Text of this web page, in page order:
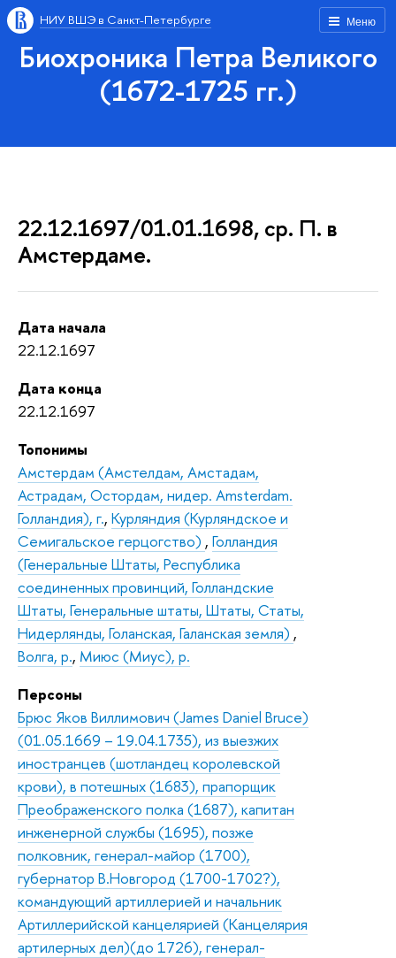
Меню
НИУ ВШЭ в Санкт-Петербурге
Биохроника Петра Великого
(1672-1725 гг.)
22.12.1697/01.01.1698, ср. П. в
Амстердаме.
Дата начала
22.12.1697
Дата конца
22.12.1697
Топонимы
Амстердам (Амстелдам, Амстадам,
Астрадам, Остордам, нидер. Amsterdam.
Голландия), г., Курляндия (Курляндское и
Семигальское герцогство) , Голландия
(Генеральные Штаты, Республика
соединенных провинций, Голландские
Штаты, Генеральные штаты, Штаты, Статы,
Нидерлянды, Голанская, Галанская земля) ,
Волга, р., Миюс (Миус), р.
Персоны
Брюс Яков Виллимович (James Daniel Bruce)
(01.05.1669 – 19.04.1735), из выезжих
иностранцев (шотландец королевской
крови), в потешных (1683), прапорщик
Преображенского полка (1687), капитан
инженерной службы (1695), позже
полковник, генерал-майор (1700),
губернатор В.Новгород (1700-1702?),
командующий артиллерией и начальник
Артиллерийской канцелярией (Канцелярия
артилерных дел)(до 1726), генерал-